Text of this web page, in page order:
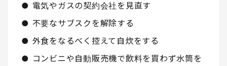
● 電気やガスの契約会社を見直す
● 不要なサブスクを解除する
● 外食をなるべく控えて自炊をする
● コンビニや自動販売機で飲料を買わず水筒を